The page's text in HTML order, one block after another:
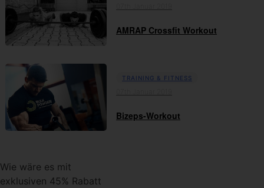
AMRAP Crossfit Workout
TRAINING & FITNESS
Bizeps-Workout
Wie wäre es mit
exklusiven 45% Rabatt